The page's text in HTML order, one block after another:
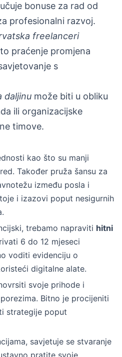
bonuse za rad od
profesionalni razvoj.
freelanceri
praćenje promjena
s
daljinu može biti u obliku
ili organizacijske
timove.
kao što su manji
Također pruža šansu za
između posla i
i izazovi poput nesigurnih
trebamo napraviti hitni
6 do 12 mjeseci
voditi evidenciju o
digitalne alate.
svoje prihode i
Bitno je procijeniti
strategije poput
savjetuje se stvaranje
pratite svoje